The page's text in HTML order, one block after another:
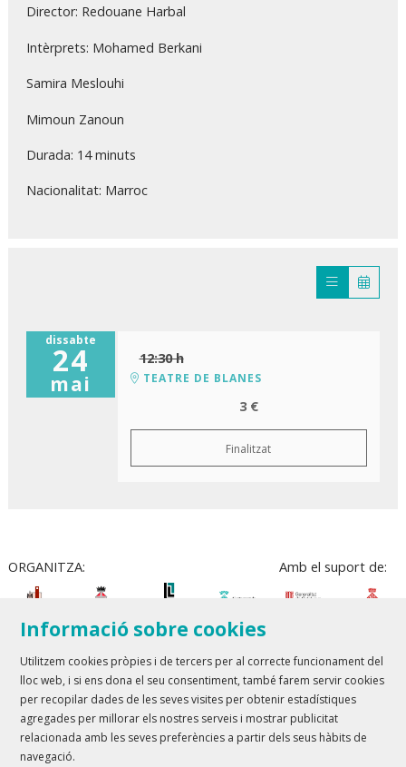
Director: Redouane Harbal
Intèrprets: Mohamed Berkani
Samira Meslouhi
Mimoun Zanoun
Durada: 14 minuts
Nacionalitat: Marroc
dissabte
24
mai
12:30 h
TEATRE DE BLANES
3 €
Finalitzat
ORGANITZA: Amb el suport de:
Teatre Lloret de Mar| T 972 361 835
Teatre de Blanes| T 972 358 473
Sitemap Avís Legal
Informació sobre cookies
Utilitzem cookies pròpies i de tercers per al correcte funcionament del
lloc web, i si ens dona el seu consentiment, també farem servir cookies
per recopilar dades de les seves visites per obtenir estadístiques
agregades per millorar els nostres serveis i mostrar publicitat
relacionada amb les seves preferències a partir dels seus hàbits de
navegació.